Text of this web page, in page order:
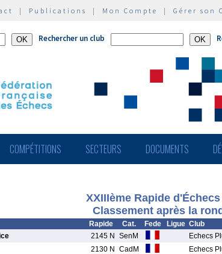
| Publications | Mon Compte | Gérer son
Rechercher un club
COMPÉTITIONS SECTEURS DOCUMENTS
XXIIIème Rapide
Classement après la
Rapide Cat. Fede Ligue Club
2145 N SenM Echecs
2130 N CadM Echecs